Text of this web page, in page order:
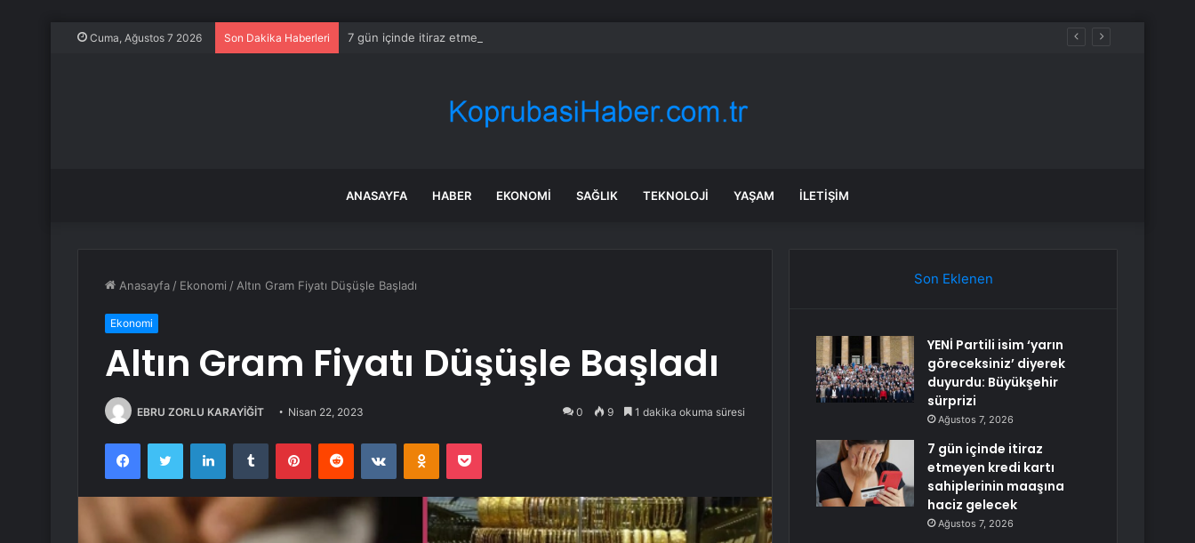
Cuma, Ağustos 7 2026 Son Dakika Haberleri 7 gün içinde itiraz etmeyen kredi kartı sahiplerinin maaşına haciz gelecek
ANASAYFA HABER EKONOMI SAĞLIK TEKNOLOJI YAŞAM İLETIŞIM
Anasayfa / Ekonomi / Altın Gram Fiyatı Düşüşle Başladı
Ekonomi
Altın Gram Fiyatı Düşüşle Başladı
EBRU ZORLU KARAYİĞİT Nisan 22, 2023 0 9 1 dakika okuma süresi
FacebookTwitter LinkedInTumblr PinterestReddit VKontakteOdnoklassniki
Pocket
Son Eklenen
YENİ Partili isim ‘yarın
göreceksiniz’ diyerek
duyurdu: Büyükşehir
sürprizi
Ağustos 7, 2026
7 gün içinde itiraz
etmeyen kredi kartı
sahiplerinin maaşına
haciz gelecek
Ağustos 7, 2026